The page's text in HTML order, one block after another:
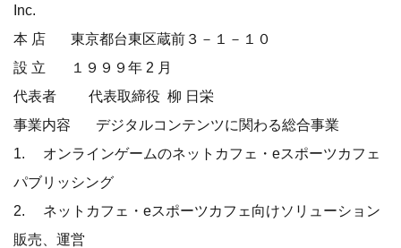
Inc.
本 店 東京都台東区蔵前３－１－１０
設 ⽴ １９９９年 2 ⽉
代表者 代表取締役 柳 ⽇栄
事業内容 デジタルコンテンツに関わる総合事業
1. オンラインゲームのネットカフェ・eスポーツカフェ
パブリッシング
2. ネットカフェ・eスポーツカフェ向けソリューション
販売、運営